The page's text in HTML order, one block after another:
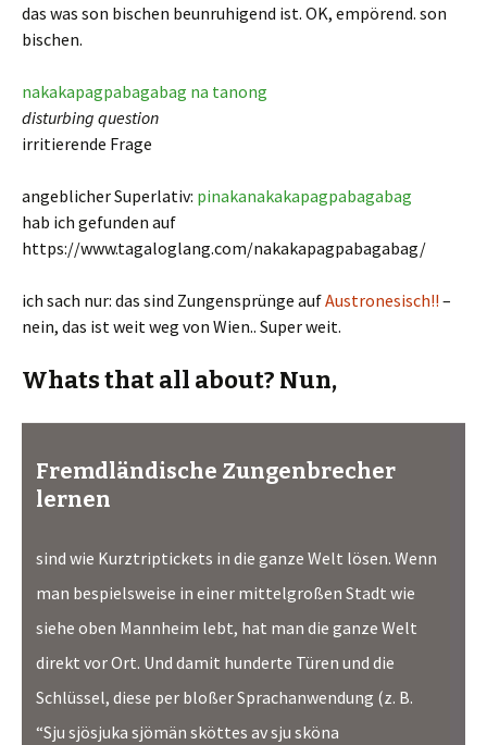
das was son bischen beunruhigend ist. OK, empörend. son
bischen.
nakakapagpabagabag na tanong
disturbing question
irritierende Frage
angeblicher Superlativ: pinakanakakapagpabagabag
hab ich gefunden auf
https://www.tagaloglang.com/nakakapagpabagabag/
ich sach nur: das sind Zungensprünge aufAustronesisch!! –
nein, das ist weit weg von Wien.. Super weit.
Whats that all about? Nun,
Fremdländische Zungenbrecher
lernen
sind wie Kurztriptickets in die ganze Welt lösen. Wenn
man bespielsweise in einer mittelgroßen Stadt wie
siehe oben Mannheim lebt, hat man die ganze Welt
direkt vor Ort. Und damit hunderte Türen und die
Schlüssel, diese per bloßer Sprachanwendung (z. B.
“Sju sjösjuka sjömän sköttes av sju sköna